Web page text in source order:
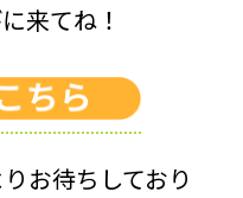
来てね！
お待ちしており